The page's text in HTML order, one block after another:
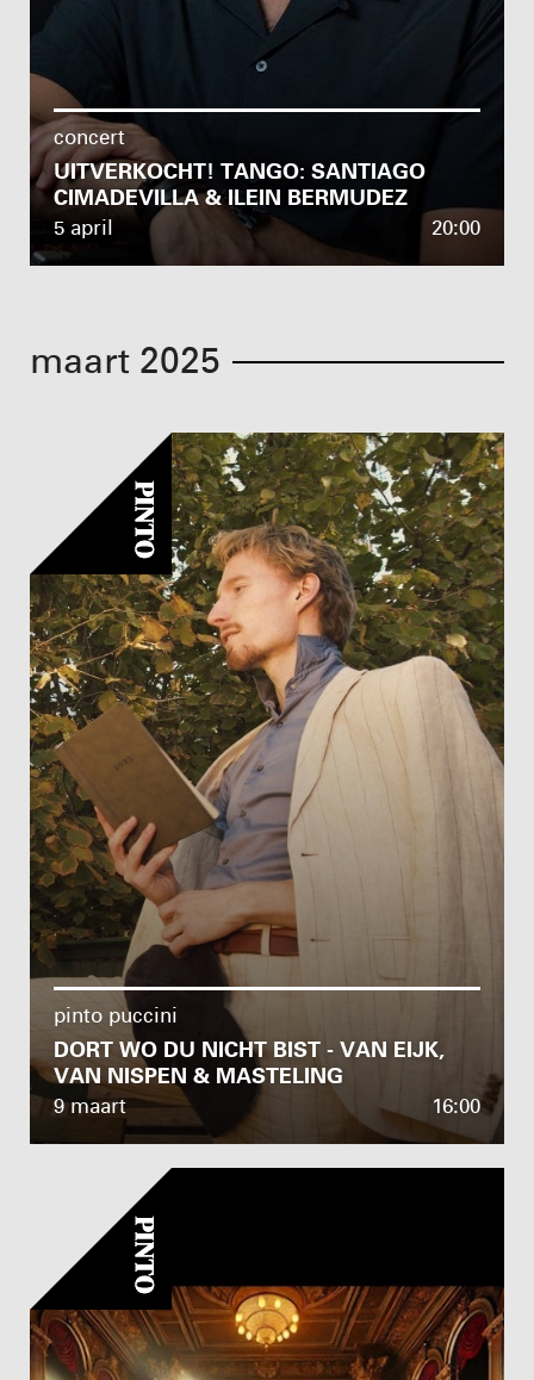
concert
UITVERKOCHT! TANGO: SANTIAGO
CIMADEVILLA & ILEIN BERMUDEZ
5 april 20:00
maart 2025
pinto puccini
DORT WO DU NICHT BIST - VAN EIJK,
VAN NISPEN & MASTELING
9 maart 16:00